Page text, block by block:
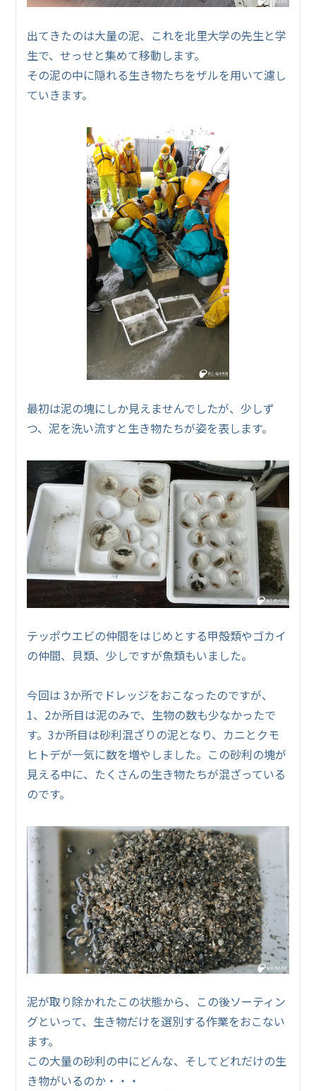
出てきたのは大量の泥、これを北里大学の先生と学
生で、せっせと集めて移動します。
その泥の中に隠れる生き物たちをザルを用いて濾し
ていきます。
最初は泥の塊にしか見えませんでしたが、少しず
つ、泥を洗い流すと生き物たちが姿を表します。
テッポウエビの仲間をはじめとする甲殻類やゴカイ
の仲間、貝類、少しですが魚類もいました。
今回は 3か所でドレッジをおこなったのですが、
1、2か所目は泥のみで、生物の数も少なかったで
す。3か所目は砂利混ざりの泥となり、カニとクモ
ヒトデが一気に数を増やしました。この砂利の塊が
見える中に、たくさんの生き物たちが混ざっている
のです。
泥が取り除かれたこの状態から、この後ソーティン
グといって、生き物だけを選別する作業をおこない
ます。
この大量の砂利の中にどんな、そしてどれだけの生
き物がいるのか・・・